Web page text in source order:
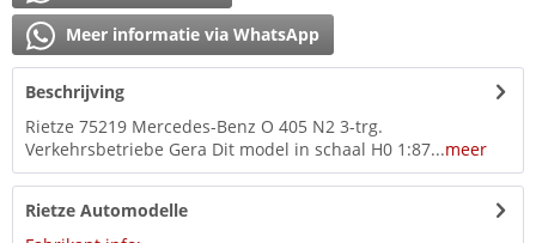
Meer informatie via WhatsApp
Beschrijving
Rietze 75219 Mercedes-Benz O 405 N2 3-trg.
Verkehrsbetriebe Gera Dit model in schaal H0 1:87...meer
Rietze Automodelle